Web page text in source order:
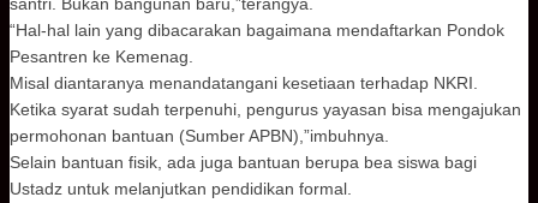
“Hal-hal lain yang dibacarakan bagaimana mendaftarkan Pondok
Pesantren ke Kemenag.
Misal diantaranya menandatangani kesetiaan terhadap NKRI.
Ketika syarat sudah terpenuhi, pengurus yayasan bisa mengajukan
permohonan bantuan (Sumber APBN),”imbuhnya.
Selain bantuan fisik, ada juga bantuan berupa bea siswa bagi
Ustadz untuk melanjutkan pendidikan formal.